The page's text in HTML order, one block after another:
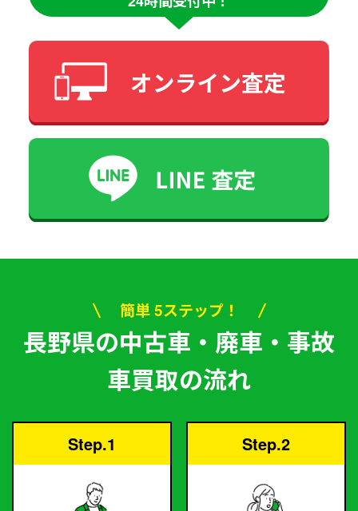
簡単 5ステップ！
長野県の中古車・廃車・事故
車買取の流れ
Step.1 Step.2